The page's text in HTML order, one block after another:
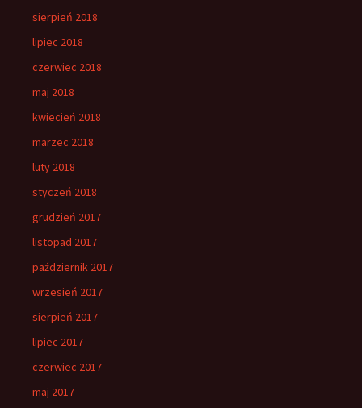
sierpień 2018
lipiec 2018
czerwiec 2018
maj 2018
kwiecień 2018
marzec 2018
luty 2018
styczeń 2018
grudzień 2017
listopad 2017
październik 2017
wrzesień 2017
sierpień 2017
lipiec 2017
czerwiec 2017
maj 2017